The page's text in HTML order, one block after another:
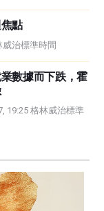
點
威治標準時間
數據而下跌，霍
19:25 格林威治標準